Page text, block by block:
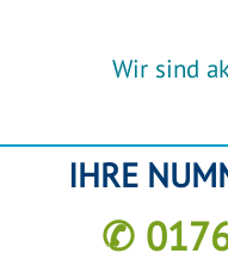
Wir sind
IHRE
✆